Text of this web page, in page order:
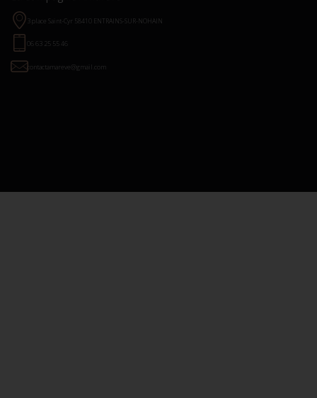
3 place Saint-Cyr 58410 ENTRAINS-SUR-NOHAIN
06 63 25 55 46
contactamareve@gmail.com